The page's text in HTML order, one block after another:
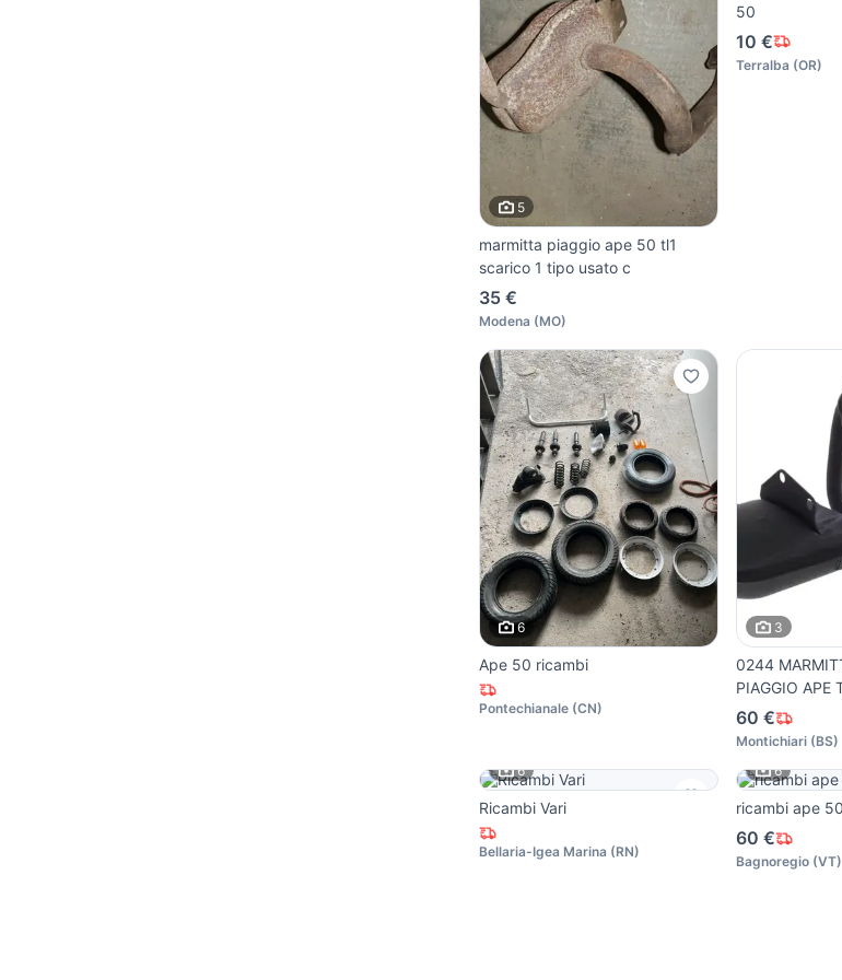
5
marmitta piaggio ape 50 tl1
scarico 1 tipo usato c
35 €
Modena (MO)
50
10 €
Terralba (OR)
6
Ape 50 ricambi
Pontechianale (CN)
3
0244
PIAGGIO APE
60 €
Montichiari(BS)
6
Ricambi Vari
Bellaria-Igea Marina (RN)
6
ricambi ape 50
60 €
Bagnoregio(VT)